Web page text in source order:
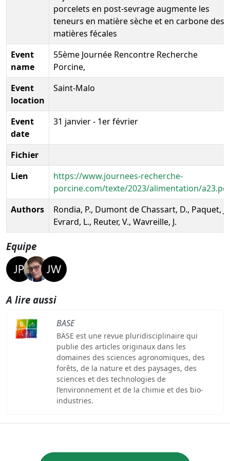
porcelets en post-sevrage augmente les
teneurs en matière sèche et en carbone des
matières fécales
Event
name
55ème Journée Rencontre Recherche
Porcine,
Event
location
Saint-Malo
Event
date
31 janvier - 1er février
Fichier
Lien
https://www.journees-recherche-
porcine.com/texte/2023/alimentation/
Authors
Rondia, P., Dumont de Chassart, D., Paquet, J.,
Evrard, L., Reuter, V., Wavreille, J.
Equipe
A lire aussi
BASE
BASE est une revue pluridisciplinaire qui
publie des articles originaux dans les
domaines des sciences agronomiques, des
forêts, de la nature et des paysages, des
sciences et des technologies de
l’environnement et de la chimie et des bio-
industries.